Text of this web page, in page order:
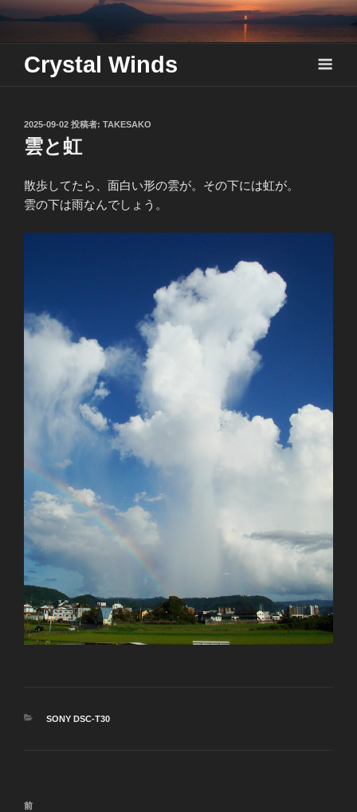
Skip
content
Crystal Winds
投
稿
日:
2025-09-02 投稿者: TAKESAKO
雲と虹
散歩してたら、面白い形の雲が。その下には虹が。
雲の下は雨なんでしょう。
カ
SONY DSC-T30
投
前
前